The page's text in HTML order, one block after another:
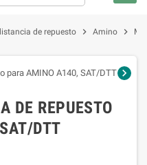
de repuesto  Amino 

DE REPUESTO
DTT